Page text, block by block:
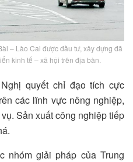
– Lào Cai được đầu tư, xây dựng đã
kinh tế – xã hội trên địa bàn.
quyết chỉ đạo tích cực
các lĩnh vực nông nghiệp,
Sản xuất công nghiệp tiếp
nhóm giải pháp của Trung